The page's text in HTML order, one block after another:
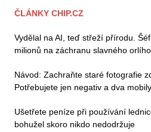
ČLÁNKY CHIP.CZ
Vydělal na AI, teď střeží přírodu.
milionů na záchranu slavného
Návod: Zachraňte staré fotografie
Potřebujete jen negativ a dva mobily
Ušetřete peníze při používání
bohužel skoro nikdo nedodržuje